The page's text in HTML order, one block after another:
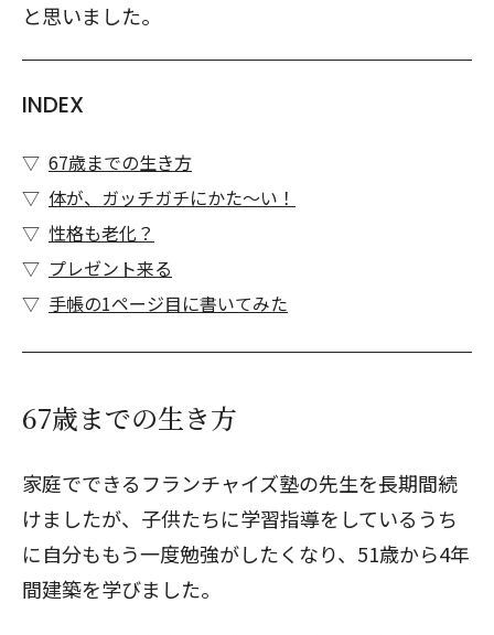
と思いました。
INDEX
67歳までの生き方
体が、ガッチガチにかた～い！
性格も老化？
プレゼント来る
手帳の1ページ目に書いてみた
67歳までの生き方
家庭でできるフランチャイズ塾の先生を長期間続
けましたが、子供たちに学習指導をしているうち
に自分ももう一度勉強がしたくなり、51歳から4年
間建築を学びました。